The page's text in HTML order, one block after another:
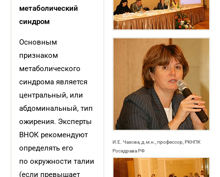
И.Е. Чазова, д.м.н., профессор, РКНПК
Росздрава РФ
метаболический
синдром
Основным
признаком
метаболического
синдрома является
центральный, или
абдоминальный, тип
ожирения. Эксперты
ВНОК рекомендуют
определять его
по окружности талии
(если превышает